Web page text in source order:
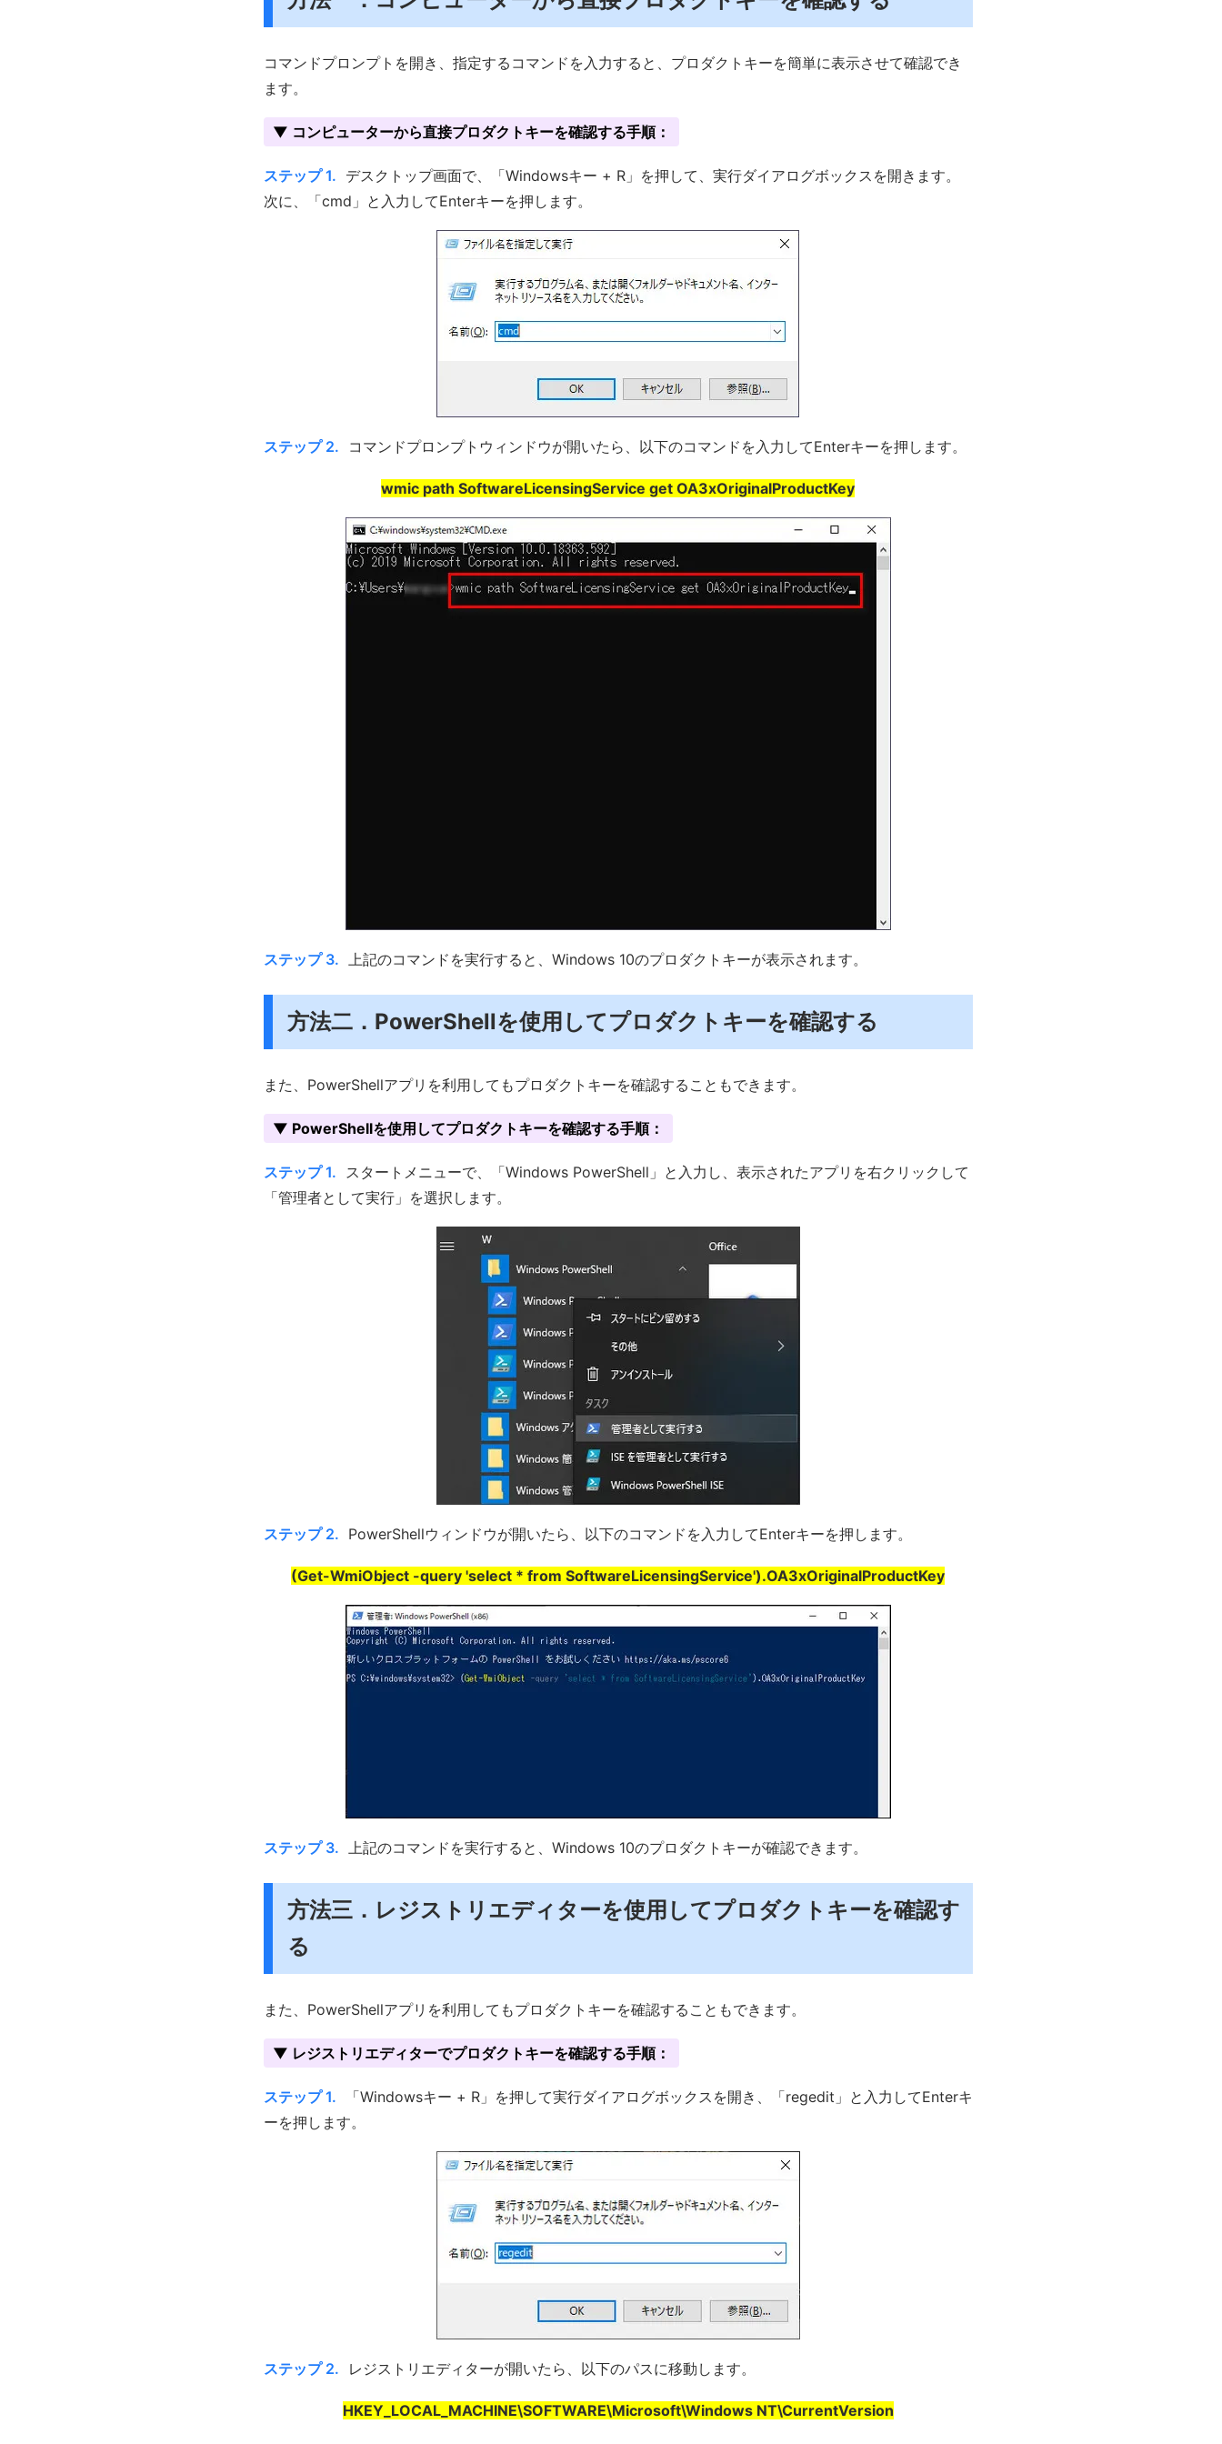
コマンドプロンプトを開き、指定するコマンドを入力すると、プロダクトキーを簡単に表示させて確認でき
ます。
▼ コンピューターから直接プロダクトキーを確認する手順：
ステップ 1. デスクトップ画面で、「Windowsキー + R」を押して、実行ダイアログボックスを開きます。
次に、「cmd」と入力してEnterキーを押します。
ステップ 2. コマンドプロンプトウィンドウが開いたら、以下のコマンドを入力してEnterキーを押します。
wmic path SoftwareLicensingService get OA3xOriginalProductKey
ステップ 3. 上記のコマンドを実行すると、Windows 10のプロダクトキーが表示されます。
方法二．PowerShellを使用してプロダクトキーを確認する
また、PowerShellアプリを利用してもプロダクトキーを確認することもできます。
▼ PowerShellを使用してプロダクトキーを確認する手順：
ステップ 1. スタートメニューで、「Windows PowerShell」と入力し、表示されたアプリを右クリックして
「管理者として実行」を選択します。
ステップ 2. PowerShellウィンドウが開いたら、以下のコマンドを入力してEnterキーを押します。
(Get-WmiObject -query 'select * from SoftwareLicensingService').OA3xOriginalProductKey
ステップ 3. 上記のコマンドを実行すると、Windows 10のプロダクトキーが確認できます。
方法三．レジストリエディターを使用してプロダクトキーを確認す
る
また、PowerShellアプリを利用してもプロダクトキーを確認することもできます。
▼ レジストリエディターでプロダクトキーを確認する手順：
ステップ 1.
「Windowsキー + R」を押して実行ダイアログボックスを開き、「regedit」と入力してEnterキ
ーを押します。
ステップ 2. レジストリエディターが開いたら、以下のパスに移動します。
HKEY_LOCAL_MACHINE\SOFTWARE\Microsoft\Windows NT\CurrentVersion